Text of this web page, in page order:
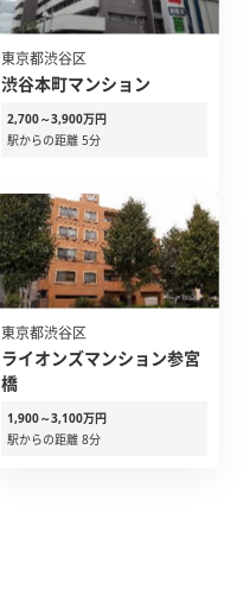
東京都渋谷区
渋谷本町マンション
2,700～3,900万円
駅からの距離 5分
東京都渋谷区
ライオンズマンション参宮
橋
1,900～3,100万円
駅からの距離 8分